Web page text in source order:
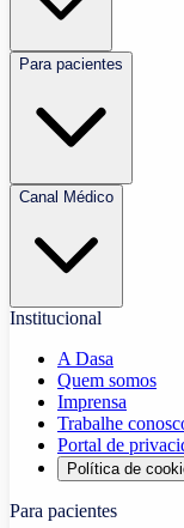
Para pacientes
Canal Médico
Institucional
A Dasa
Quem somos
Imprensa
Trabalhe
Portal de
Política de
Para pacientes